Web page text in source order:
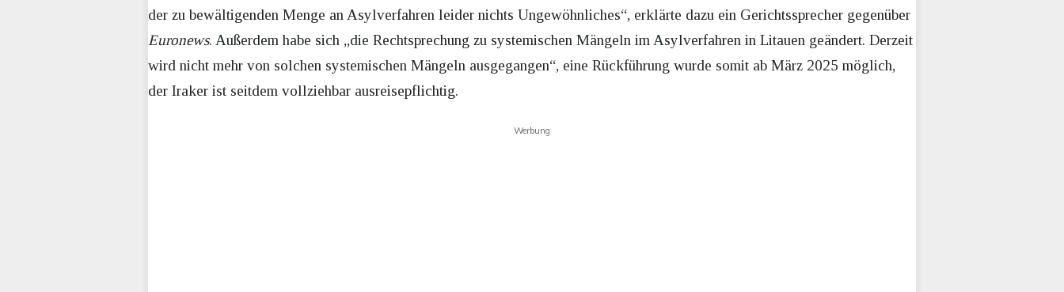
der zu bewältigenden Menge an Asylverfahren leider nichts Ungewöhnliches“, erklärte dazu ein Gerichtssprecher gegenüber
Euronews. Außerdem habe sich „die Rechtsprechung zu systemischen Mängeln im Asylverfahren in Litauen geändert. Derzeit
wird nicht mehr von solchen systemischen Mängeln ausgegangen“, eine Rückführung wurde somit ab März 2025 möglich,
der Iraker ist seitdem vollziehbar ausreisepflichtig.
Werbung